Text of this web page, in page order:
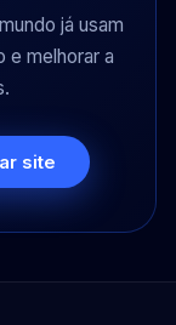
já usam
e melhorar a
site